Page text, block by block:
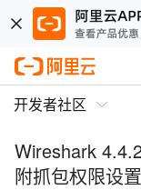
开发者社区
Wireshark
附抓包权限设置